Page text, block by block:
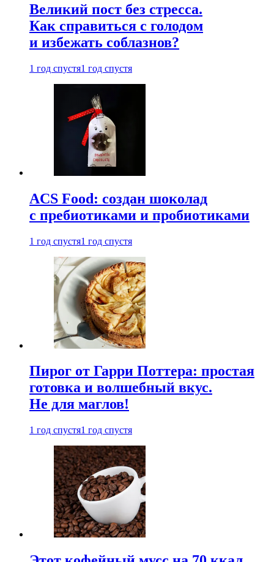
Великий пост без стресса.
Как справиться с голодом
и избежать соблазнов?
1 год спустя1 год спустя
ACS Food: создан шоколад
с пребиотиками и пробиотиками
1 год спустя1 год спустя
Пирог от Гарри Поттера: простая
готовка и волшебный вкус.
Не для маглов!
1 год спустя1 год спустя